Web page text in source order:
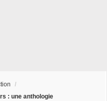
/
: une anthologie